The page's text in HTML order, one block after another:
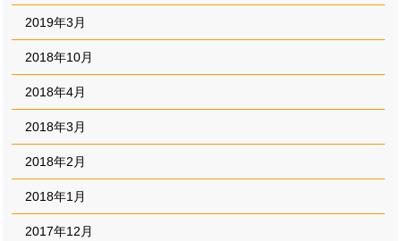
2019年3月
2018年10月
2018年4月
2018年3月
2018年2月
2018年1月
2017年12月